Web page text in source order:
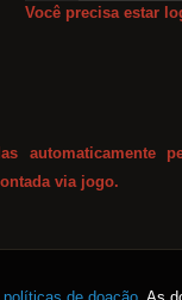
Você precisa estar
automaticamente
via jogo.